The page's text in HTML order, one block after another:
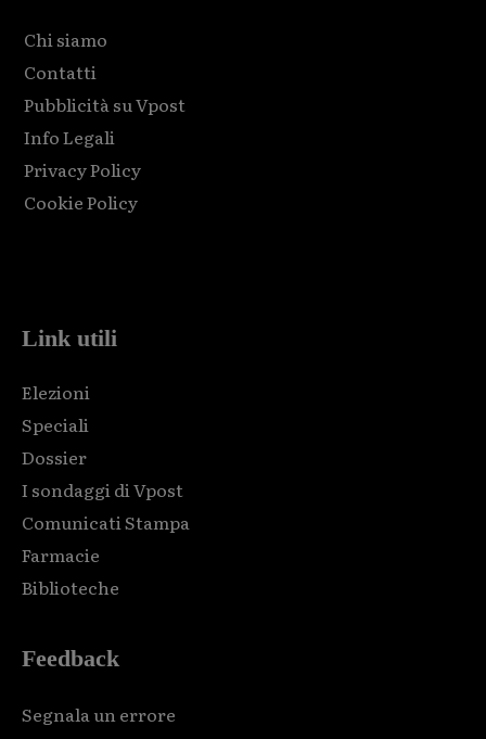
Chi siamo
Contatti
Pubblicità su Vpost
Info Legali
Privacy Policy
Cookie Policy
Link utili
Elezioni
Speciali
Dossier
I sondaggi di Vpost
Comunicati Stampa
Farmacie
Biblioteche
Feedback
Segnala un errore